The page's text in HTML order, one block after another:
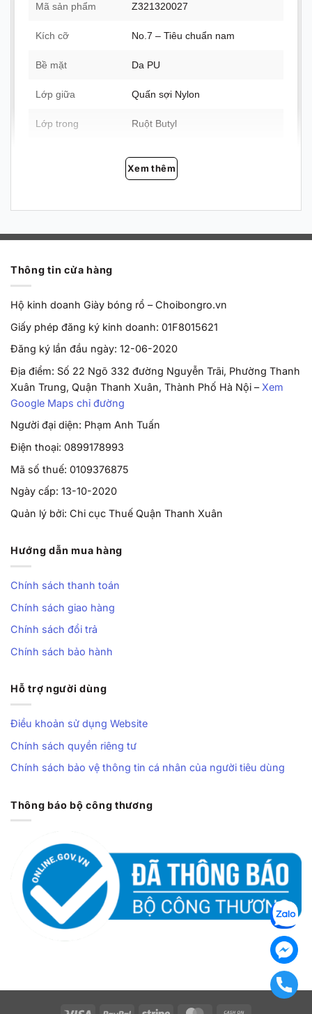
Mã sản phẩm Z321320027
Kích cỡ No.7 – Tiêu chuẩn nam
Bề mặt Da PU
Lớp giữa Quấn sợi Nylon
Lớp trong Ruột Butyl
Hút ẩm chống trượt · Chịu lực
Xem thêm
Thông tin cửa hàng
Hộ kinh doanh Giày bóng rổ – Choibongro.vn
Giấy phép đăng ký kinh doanh: 01F8015621
Đăng ký lần đầu ngày: 12-06-2020
Địa điểm: Số 22 Ngõ 332 đường Nguyễn Trãi, Phường Thanh
Xuân Trung, Quận Thanh Xuân, Thành Phố Hà Nội – Xem
Google Maps chỉ đường
Người đại diện: Phạm Anh Tuấn
Điện thoại: 0899178993
Mã số thuế: 0109376875
Ngày cấp: 13-10-2020
Quản lý bởi: Chi cục Thuế Quận Thanh Xuân
Hướng dẫn mua hàng
Chính sách thanh toán
Chính sách giao hàng
Chính sách đổi trả
Chính sách bảo hành
Hỗ trợ người dùng
Điều khoản sử dụng Website
Chính sách quyền riêng tư
Chính sách bảo vệ thông tin cá nhân của người tiêu dùng
Thông báo bộ công thương